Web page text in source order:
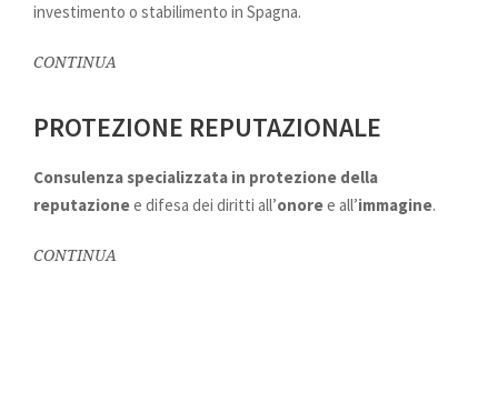
investimento o stabilimento in Spagna.
CONTINUA
PROTEZIONE REPUTAZIONALE
Consulenza specializzata in protezione della
reputazionee difesa dei diritti all’onoree all’immagine.
CONTINUA